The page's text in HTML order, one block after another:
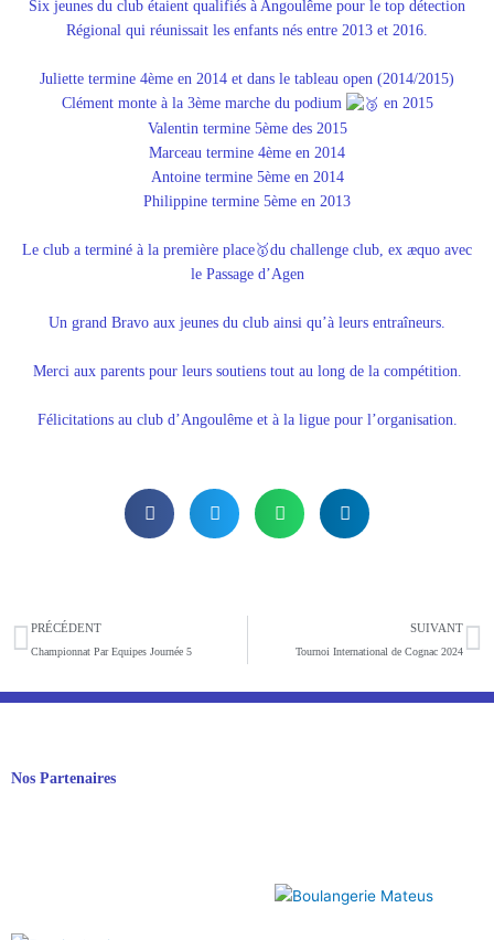
Six jeunes du club étaient qualifiés à Angoulême pour le top détection
Régional qui réunissait les enfants nés entre 2013 et 2016.
Juliette termine 4ème en 2014 et dans le tableau open (2014/2015)
Clément monte à la 3ème marche du podium
en 2015
Valentin termine 5ème des 2015
Marceau termine 4ème en 2014
Antoine termine 5ème en 2014
Philippine termine 5ème en 2013
Le club a terminé à la première place🥇du challenge club, ex æquo avec
le Passage d’Agen
Un grand Bravo aux jeunes du club ainsi qu’à leurs entraîneurs.
Merci aux parents pour leurs soutiens tout au long de la compétition.
Félicitations au club d’Angoulême et à la ligue pour l’organisation.
Précédent
PRÉCÉDENT
Championnat Par Equipes Journée 5
SUIVANT
Tournoi International de Cognac 2024
Nos Partenaires